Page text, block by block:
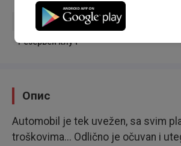
Гаранција
Резервен клуч
Опис
Automobil je tek uvežen, sa svim
troškovima... Odlično je očuvan i